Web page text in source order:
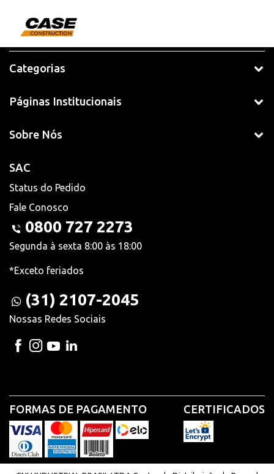
Categorias
Páginas Institucionais
Sobre Nós
SAC
Status do Pedido
Fale Conosco
0800 727 2273
Segunda à sexta 8:00 às 18:00
*Exceto feriados
(31) 2107-2045
Nossas Redes Sociais
FORMAS DE PAGAMENTO CERTIFICADOS